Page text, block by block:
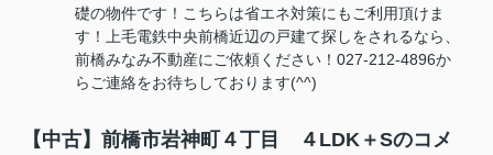
礎の物件です！こちらは省エネ対策にもご利用頂けま
す！上毛電鉄中央前橋近辺の戸建て探しをされるなら、
前橋みなみ不動産にご依頼ください！027-212-4896か
らご連絡をお待ちしております(^^)
【中古】前橋市岩神町４丁目 ４LDK＋Sのコメ